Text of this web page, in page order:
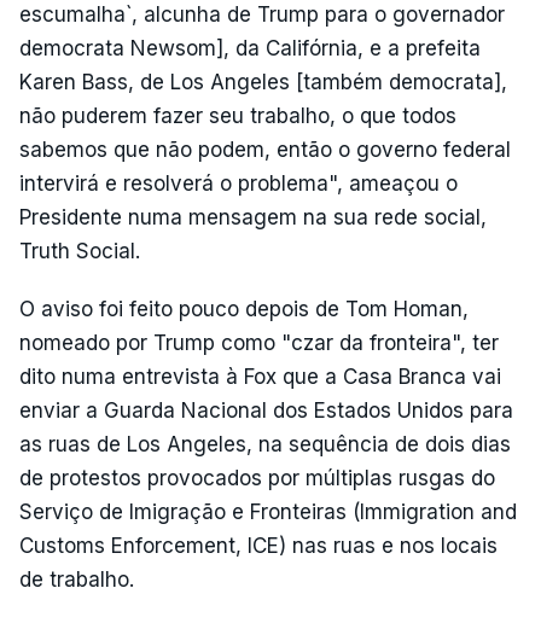
escumalha`, alcunha de Trump para o governador
democrata Newsom], da Califórnia, e a prefeita
Karen Bass, de Los Angeles [também democrata],
não puderem fazer seu trabalho, o que todos
sabemos que não podem, então o governo federal
intervirá e resolverá o problema", ameaçou o
Presidente numa mensagem na sua rede social,
Truth Social.
O aviso foi feito pouco depois de Tom Homan,
nomeado por Trump como "czar da fronteira", ter
dito numa entrevista à Fox que a Casa Branca vai
enviar a Guarda Nacional dos Estados Unidos para
as ruas de Los Angeles, na sequência de dois dias
de protestos provocados por múltiplas rusgas do
Serviço de Imigração e Fronteiras (Immigration and
Customs Enforcement, ICE) nas ruas e nos locais
de trabalho.